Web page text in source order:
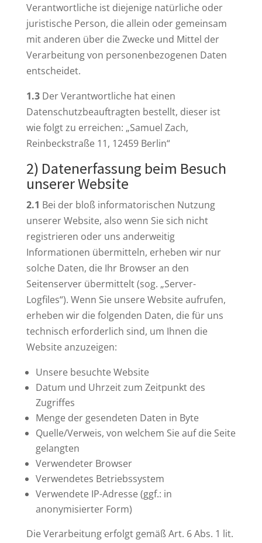
Verantwortliche ist diejenige natürliche oder
juristische Person, die allein oder gemeinsam
mit anderen über die Zwecke und Mittel der
Verarbeitung von personenbezogenen Daten
entscheidet.
1.3Der Verantwortliche hat einen
Datenschutzbeauftragten bestellt, dieser ist
wie folgt zu erreichen: „Samuel Zach,
Reinbeckstraße 11, 12459 Berlin“
2) Datenerfassung beim Besuch
unserer Website
2.1 Bei der bloß informatorischen Nutzung
unserer Website, also wenn Sie sich nicht
registrieren oder uns anderweitig
Informationen übermitteln, erheben wir nur
solche Daten, die Ihr Browser an den
Seitenserver übermittelt (sog. „Server-
Logfiles“). Wenn Sie unsere Website aufrufen,
erheben wir die folgenden Daten, die für uns
technisch erforderlich sind, um Ihnen die
Website anzuzeigen:
Unsere besuchte Website
Datum und Uhrzeit zum Zeitpunkt des
Zugriffes
Menge der gesendeten Daten in Byte
Quelle/Verweis, von welchem Sie auf die Seite
gelangten
Verwendeter Browser
Verwendetes Betriebssystem
Verwendete IP-Adresse (ggf.: in
anonymisierter Form)
Die Verarbeitung erfolgt gemäß Art. 6 Abs. 1 lit.